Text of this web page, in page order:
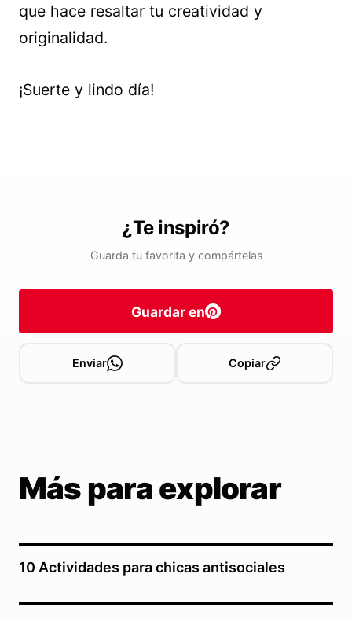
que hace resaltar tu creatividad y
originalidad.
¡Suerte y lindo día!
¿Te inspiró?
Guarda tu favorita y compártelas
Guardar en
Enviar Copiar
Más para explorar
10 Actividades para chicas antisociales